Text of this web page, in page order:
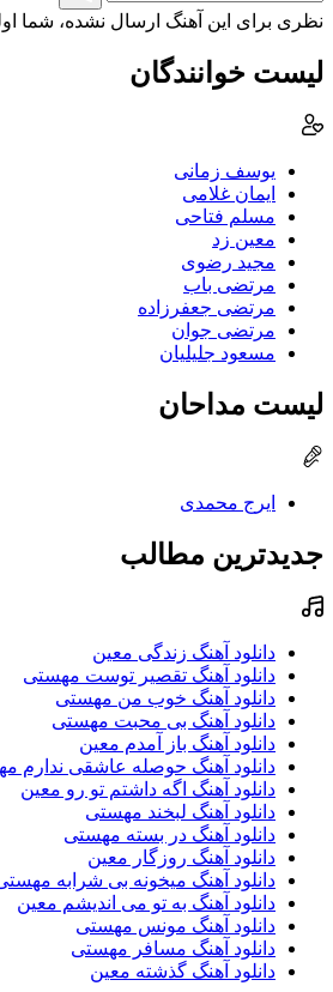
نظری برای این آهنگ ارسال نشده، شما
لیست خوانندگان
یوسف زمانی
ایمان غلامی
مسلم فتاحی
معین زد
مجید رضوی
مرتضی باب
مرتضی جعفرزاده
مرتضی جوان
مسعود جلیلیان
لیست مداحان
ایرج محمدی
جدیدترین مطالب
دانلود آهنگ زندگی معین
دانلود آهنگ تقصیر توست مهستی
دانلود آهنگ خوب من مهستی
دانلود آهنگ بی محبت مهستی
دانلود آهنگ باز آمدم معین
دانلود آهنگ حوصله عاشقی ندارم
دانلود آهنگ اگه داشتم تو رو معین
دانلود آهنگ لبخند مهستی
دانلود آهنگ در بسته مهستی
دانلود آهنگ روزگار معین
دانلود آهنگ میخونه بی شرابه
دانلود آهنگ به تو می اندیشم معین
دانلود آهنگ مونس مهستی
دانلود آهنگ مسافر مهستی
دانلود آهنگ گذشته معین